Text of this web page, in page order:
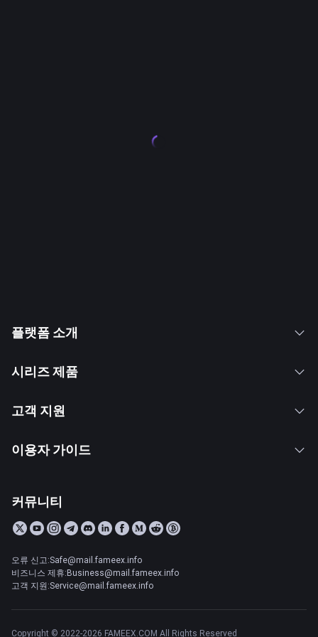
플랫폼 소개
시리즈 제품
고객 지원
이용자 가이드
커뮤니티
오류 신고:Safe@mail.fameex.info
비즈니스 제휴:Business@mail.fameex.info
고객 지원:Service@mail.fameex.info
Copyright © 2022-2026 FAMEEX.COM All Rights Reserved